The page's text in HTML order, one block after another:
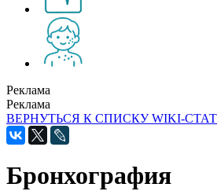
Реклама
Реклама
ВЕРНУТЬСЯ К СПИСКУ WIKI-
Бронхография